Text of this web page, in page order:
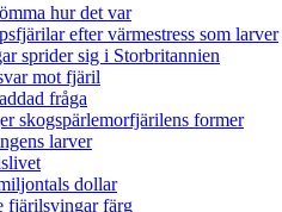
hur det var
efter värmestress som larver
sprider sig i Storbritannien
mot fjäril
fråga
skogspärlemorfjärilens former
larver
dollar
fjärilsvingar färg